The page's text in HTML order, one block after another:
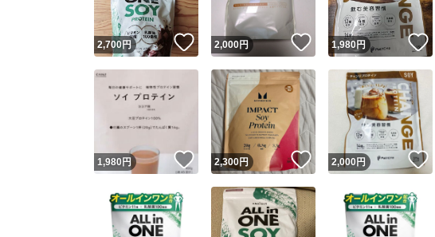
2,700円 いいね！
2,000円 いいね！
1,980円
1,980 円 いいね！
2,300円 いいね！
2,000円